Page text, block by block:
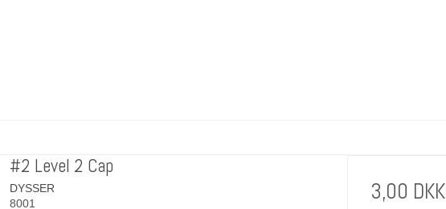
#2 Level 2 Cap
DYSSER
8001
3,00 DKK